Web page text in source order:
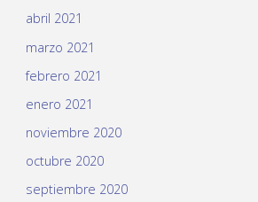
abril 2021
marzo 2021
febrero 2021
enero 2021
noviembre 2020
octubre 2020
septiembre 2020